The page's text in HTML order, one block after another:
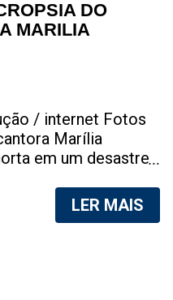
DO
MARILIA
/ internet Fotos
Marília
em um desastre
na internet. A
fotos do corpo de
LER MAIS